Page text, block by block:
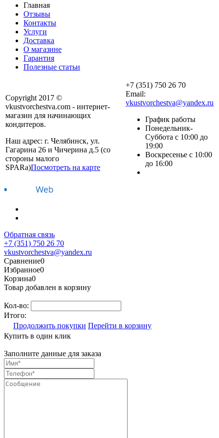
Главная
Отзывы
Контакты
Услуги
Доставка
О магазине
Гарантия
Полезные статьи
Copyright 2017 ©
vkustvorchestva.com - интернет-
магазин для начинающих
кондитеров.
Наш адрес: г. Челябинск, ул.
Гагарина 26 и Чичерина д.5 (со
стороны малого
SPARa)Посмотреть на карте
+7 (351) 750 26 70
Email:
vkustvorchestva@yandex.ru
График работы
Понедельник-
Суббота с 10:00 до
19:00
Воскресенье с 10:00
до 16:00
Обратная связь
+7 (351) 750 26 70
vkustvorchestva@yandex.ru
Сравнение0
Избранное0
Корзина0
Товар добавлен в корзину
Кол-во:
Итого:
Продолжить покупки Перейти в корзину
Купить в один клик
Заполните данные для заказа